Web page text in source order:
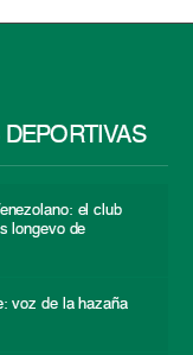
el club
longevo de
voz de la hazaña